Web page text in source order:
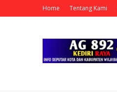
Home Tentang Kami